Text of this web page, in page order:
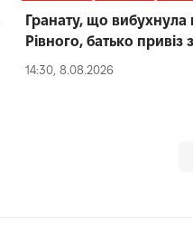
Гранату, що вибухнула
Рівного, батько привіз
14:30, 8.08.2026